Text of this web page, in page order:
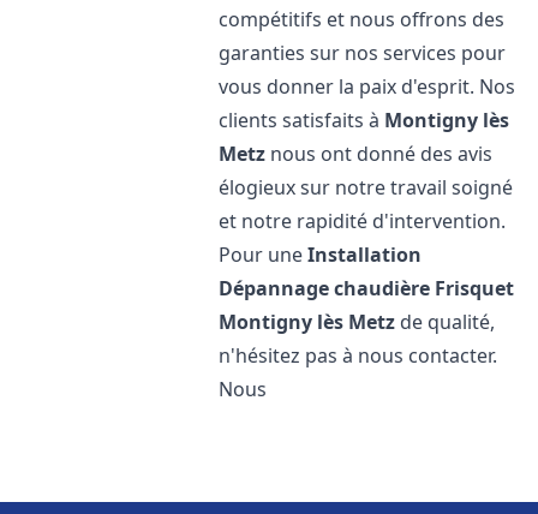
compétitifs et nous offrons des
garanties sur nos services pour
vous donner la paix d'esprit. Nos
clients satisfaits à Montigny lès
Metz nous ont donné des avis
élogieux sur notre travail soigné
et notre rapidité d'intervention.
Pour uneInstallation
Dépannage chaudière Frisquet
Montigny lès Metz de qualité,
n'hésitez pas à nous contacter.
Nous